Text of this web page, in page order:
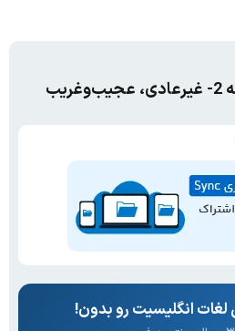
انگلیسیت رو بدون!